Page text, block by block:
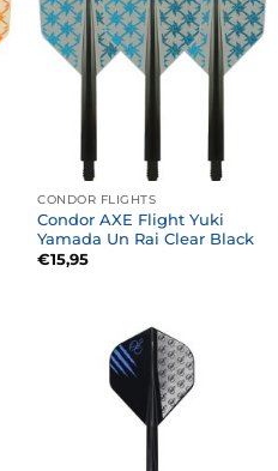
CONDOR FLIGHTS
Condor AXE Flight Yuki
Yamada Un Rai Clear Black
€15,95